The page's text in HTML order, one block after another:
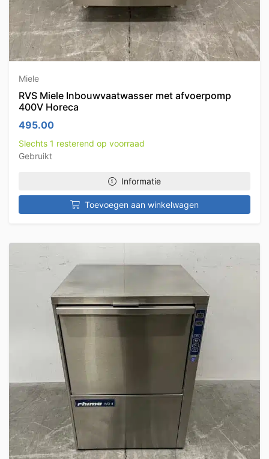
Miele
RVS Miele Inbouwvaatwasser met afvoerpomp
400V Horeca
495.00
Slechts 1 resterend op voorraad
Gebruikt
Informatie
Toevoegen aan winkelwagen